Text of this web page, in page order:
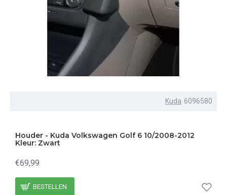
Kuda 6096580
Houder - Kuda Volkswagen Golf 6 10/2008-2012
Kleur: Zwart
€69,99
BESTELLEN